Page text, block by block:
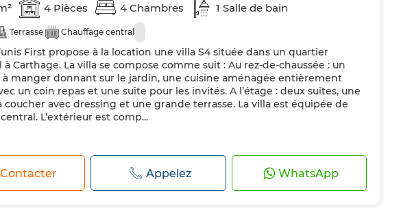
4 Pièces 4 Chambres 1 Salle de bain
Terrasse Chauffage central
First propose à la location une villa S4 située dans un quartier
Carthage. La villa se compose comme suit : Au rez-de-chaussée : un
à manger donnant sur le jardin, une cuisine aménagée entièrement
un coin repas et une suite pour les invités. A l’étage : deux suites, une
coucher avec dressing et une grande terrasse. La villa est équipée de
L’extérieur est comp...
Contacter Appelez WhatsApp